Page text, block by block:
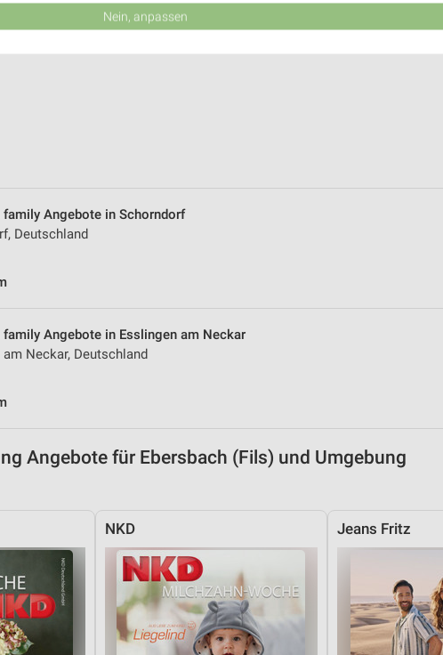
family Angebote in Schorndorf
Deutschland
family Angebote in Esslingen am Neckar
Neckar, Deutschland
Angebote für Ebersbach (Fils) und Umgebung
NKD Jeans Fritz
Werbung
oder Kombinationen von Daten aus verschiedenen
Angebote
Informationen identifizieren
Nein, anpassen